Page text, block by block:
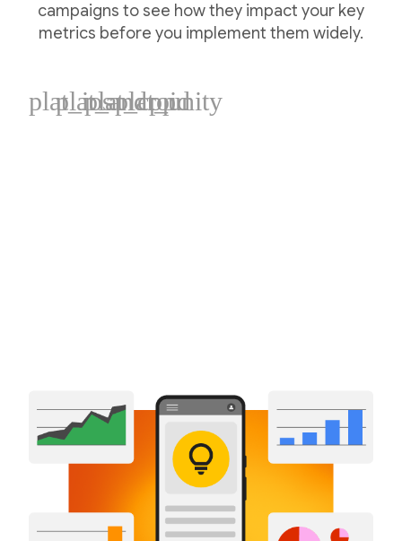
campaigns to see how they impact your key
metrics before you implement them widely.
plat_ios
plat_android
plat_cpp
plat_unity